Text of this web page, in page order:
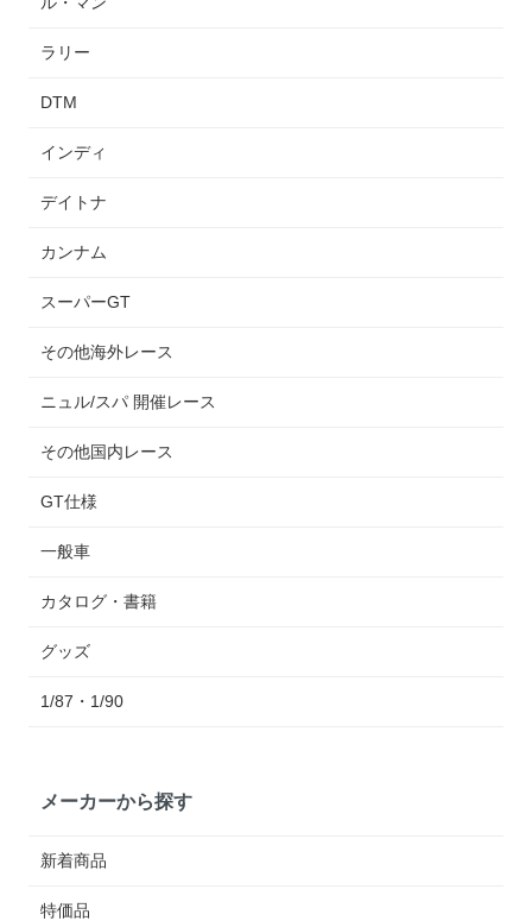
ラリー
DTM
インディ
デイトナ
カンナム
スーパーGT
その他海外レース
ニュル/スパ 開催レース
その他国内レース
GT仕様
一般車
カタログ・書籍
グッズ
1/87・1/90
メーカーから探す
新着商品
特価品